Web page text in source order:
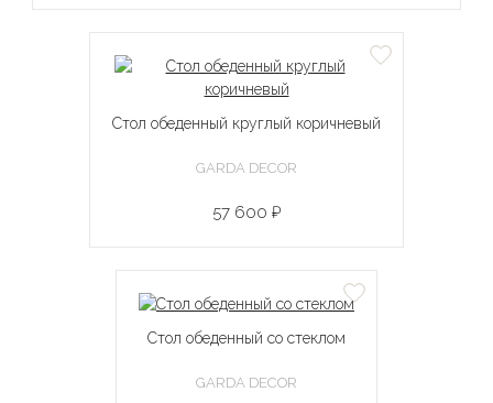
Стол обеденный круглый коричневый
GARDA DECOR
57 600 ₽
Стол обеденный со стеклом
GARDA DECOR